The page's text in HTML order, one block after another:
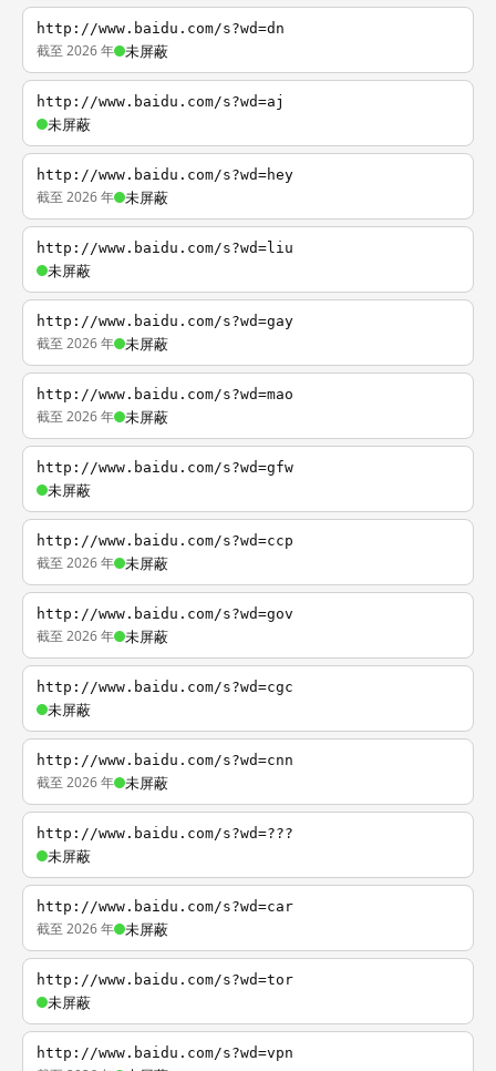
http://www.baidu.com/s?wd=dn
截至 2026 年 未屏蔽
http://www.baidu.com/s?wd=aj
未屏蔽
http://www.baidu.com/s?wd=hey
截至 2026 年 未屏蔽
http://www.baidu.com/s?wd=liu
未屏蔽
http://www.baidu.com/s?wd=gay
截至 2026 年 未屏蔽
http://www.baidu.com/s?wd=mao
截至 2026 年 未屏蔽
http://www.baidu.com/s?wd=gfw
未屏蔽
http://www.baidu.com/s?wd=ccp
截至 2026 年 未屏蔽
http://www.baidu.com/s?wd=gov
截至 2026 年 未屏蔽
http://www.baidu.com/s?wd=cgc
未屏蔽
http://www.baidu.com/s?wd=cnn
截至 2026 年 未屏蔽
http://www.baidu.com/s?wd=???
未屏蔽
http://www.baidu.com/s?wd=car
截至 2026 年 未屏蔽
http://www.baidu.com/s?wd=tor
未屏蔽
http://www.baidu.com/s?wd=vpn